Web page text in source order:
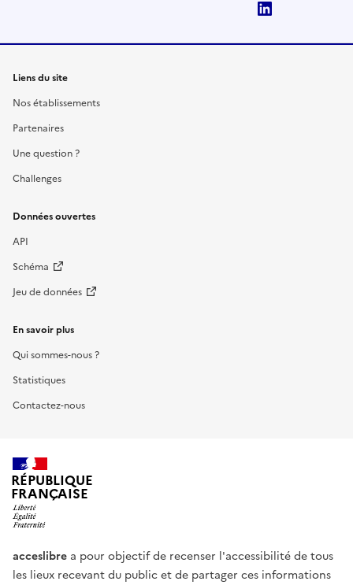
Liens du site
Nos établissements
Partenaires
Une question ?
Challenges
Données ouvertes
API
Schéma
Jeu de données
En savoir plus
Qui sommes-nous ?
Statistiques
Contactez-nous
RÉPUBLIQUE
FRANÇAISE
acceslibre a pour objectif de recenser l'accessibilité de tous
les lieux recevant du public et de partager ces informations